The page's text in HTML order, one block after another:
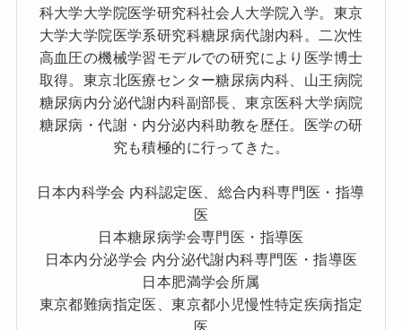
科大学大学院医学研究科社会人大学院入学。東京
大学大学院医学系研究科糖尿病代謝内科。二次性
高血圧の機械学習モデルでの研究により医学博士
取得。東京北医療センター糖尿病内科、山王病院
糖尿病内分泌代謝内科副部長、東京医科大学病院
糖尿病・代謝・内分泌内科助教を歴任。医学の研
究も積極的に行ってきた。
日本内科学会 内科認定医、総合内科専門医・指導
医
日本糖尿病学会専門医・指導医
日本内分泌学会 内分泌代謝内科専門医・指導医
日本肥満学会所属
東京都難病指定医、東京都小児慢性特定疾病指定
医